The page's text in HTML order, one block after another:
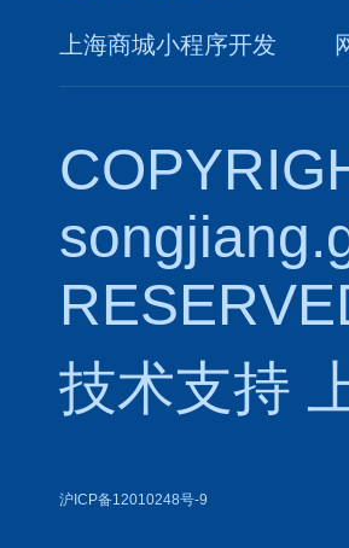
上海商城小程序开发
技术支持
沪ICP备12010248号-9